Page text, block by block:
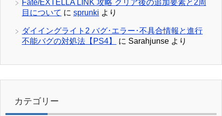
Fate/EXTELLA LINK 攻略 クリア後の追加要素と2周
目について に sprunki より
ダイイングライト2 バグ･エラー･不具合情報と進行
不能バグの対処法【PS4】
に Sarahjunse より
カテゴリー